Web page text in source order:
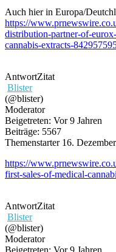
Auch hier in Europa/
https://
distribution-partner-of-
cannabis-extracts-
AntwortZitat
Blister
(@blister)
Moderator
Beigetreten: Vor 9 Jahren
Beiträge: 5567
Themenstarter 16.
https://
first-sales-of-medical-
AntwortZitat
Blister
(@blister)
Moderator
Beigetreten: Vor 9 Jahren